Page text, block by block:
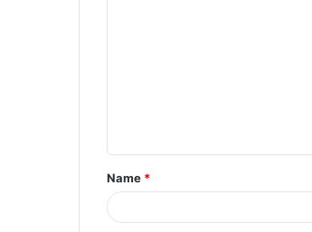
t
*
Name *